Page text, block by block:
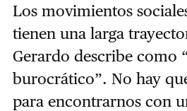
Los movimientos
tienen una larga
Gerardo describe como
burocrático”. No hay
para encontrarnos con